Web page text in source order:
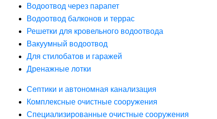
Водоотвод через парапет
Водоотвод балконов и террас
Решетки для кровельного водоотвода
Вакуумный водоотвод
Для стилобатов и гаражей
Дренажные лотки
Септики и автономная канализация
Комплексные очистные сооружения
Специализированные очистные сооружения